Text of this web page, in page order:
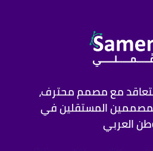
مع مصمم محترف،
المستقلين في
العربي